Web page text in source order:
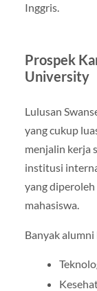
Inggris.
Prospek
University
Lulusan
yang cukup
menjalin kerja
institusi
yang
mahasiswa.
Banyak